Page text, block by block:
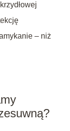
– niż